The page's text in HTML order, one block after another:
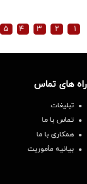
۱ ۲ ۳ ۴ ۵
راه های تماس
تبلیغات
تماس با ما
همکاری با ما
بیانیه مأموریت